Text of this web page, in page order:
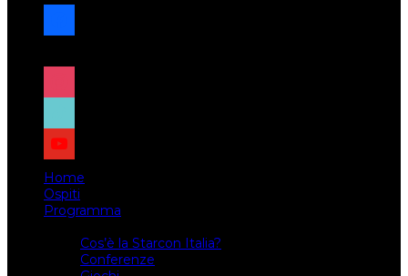
facebook
x
instagram
tiktok
youtube
Home
Ospiti
Programma
Cos’è la Starcon Italia?
Conferenze